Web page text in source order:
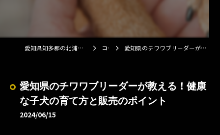
愛知県知多郡の北浦浩ブリーダーならK&H Dog Garden コラム 愛知県のチワワブリーダーが教える！健康な子犬の育て方と販売のポイント
愛知県のチワワブリーダーが教える！健康
な子犬の育て方と販売のポイント
2024/06/15